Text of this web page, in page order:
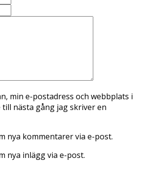
min e-postadress och webbplats i
nästa gång jag skriver en
nya kommentarer via e-post.
nya inlägg via e-post.